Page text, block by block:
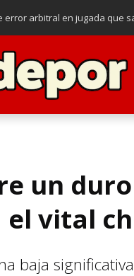
error arbitral en jugada que
a la esperanza de clasificar
a Carlo Ancelotti como su
un
el vital
baja